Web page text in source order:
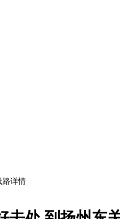
路详情